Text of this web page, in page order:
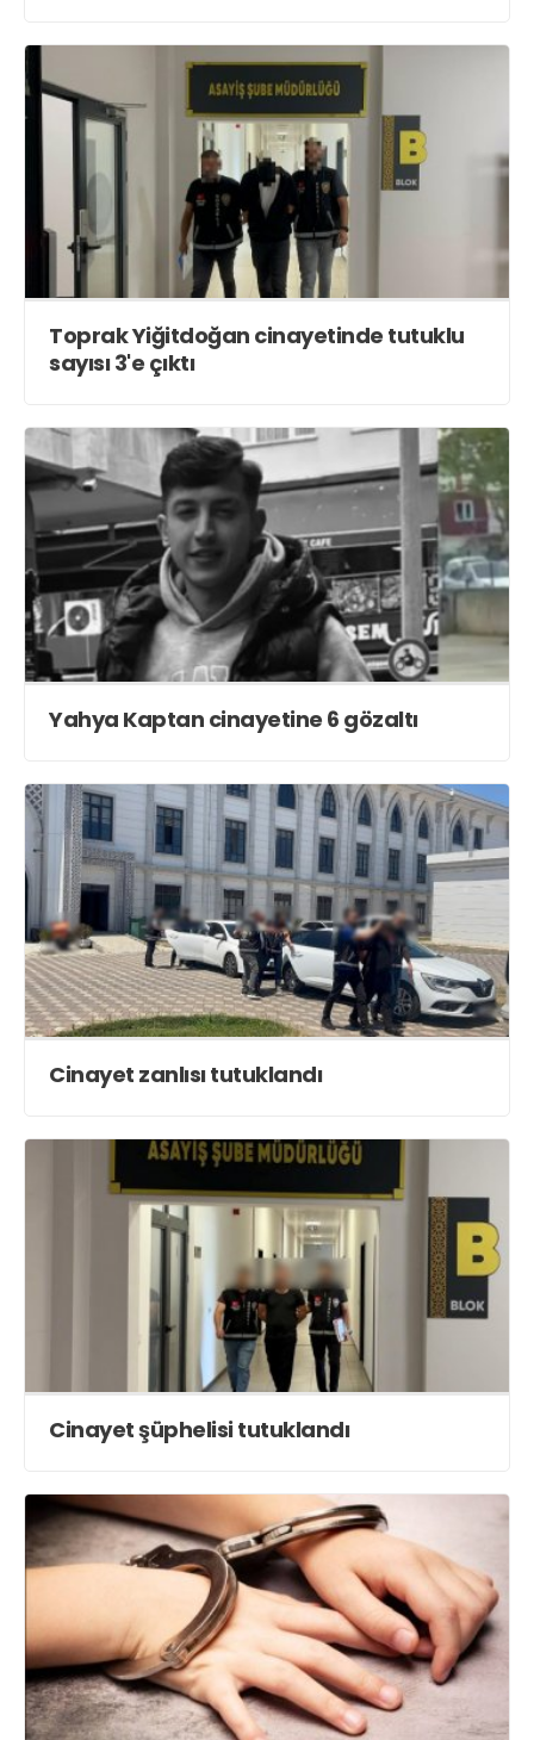
Toprak Yiğitdoğan cinayetinde tutuklu
sayısı 3'e çıktı
Yahya Kaptan cinayetine 6 gözaltı
Cinayet zanlısı tutuklandı
Cinayet şüphelisi tutuklandı
Yahya Kaptan Mahallesi
Akkavaklar Caddesi No:17/4 İzmit-
KOCAELİ
kocaelisokak@gmail.com